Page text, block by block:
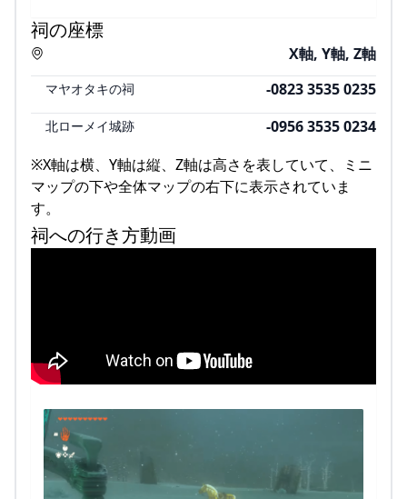
祠の座標
X軸, Y軸, Z軸
マヤオタキの祠 -0823 3535 0235
北ローメイ城跡
-0956 3535 0234
※X軸は横、Y軸は縦、Z軸は高さを表していて、ミニ
マップの下や全体マップの右下に表示されていま
す。
祠への行き方動画